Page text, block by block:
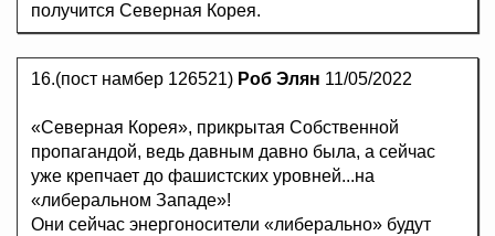
получится Северная Корея.
16.(пост намбер 126521) Роб Элян 11/05/2022
«Северная Корея», прикрытая Собственной
пропагандой, ведь давным давно была, а сейчас
уже крепчает до фашистских уровней...на
«либеральном Западе»!
Они сейчас энергоносители «либерально» будут